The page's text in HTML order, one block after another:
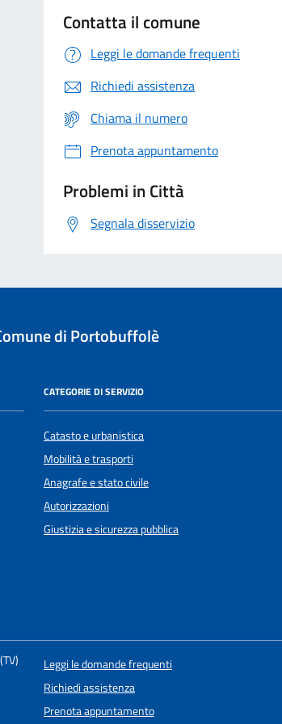
Contatta il comune
Leggi le domande frequenti
Richiedi assistenza
Chiama il numero
Prenota appuntamento
Problemi in Città
Segnala disservizio
di Portobuffolè
CATEGORIE DI SERVIZIO
Catasto e urbanistica
Mobilità e trasporti
Anagrafe e stato civile
Autorizzazioni
Giustizia e sicurezza pubblica
Leggi le domande frequenti
Richiedi assistenza
Prenota appuntamento